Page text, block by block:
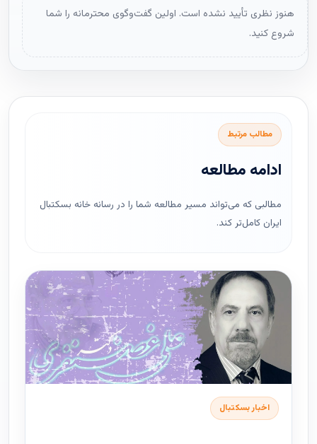
هنوز نظری تأیید نشده است. اولین گفت‌وگوی محترمانه را شما
شروع کنید.
مطالب مرتبط
ادامه مطالعه
مطالبی که می‌تواند مسیر مطالعه شما را در رسانه خانه بسکتبال
ایران کامل‌تر کند.
اخبار بسکتبال